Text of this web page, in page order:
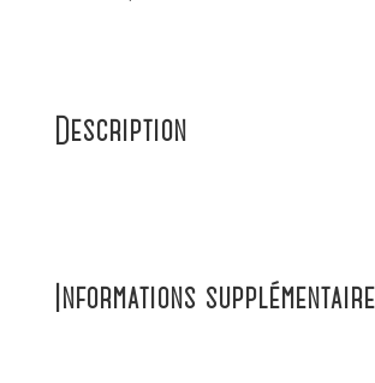
Description
Informations